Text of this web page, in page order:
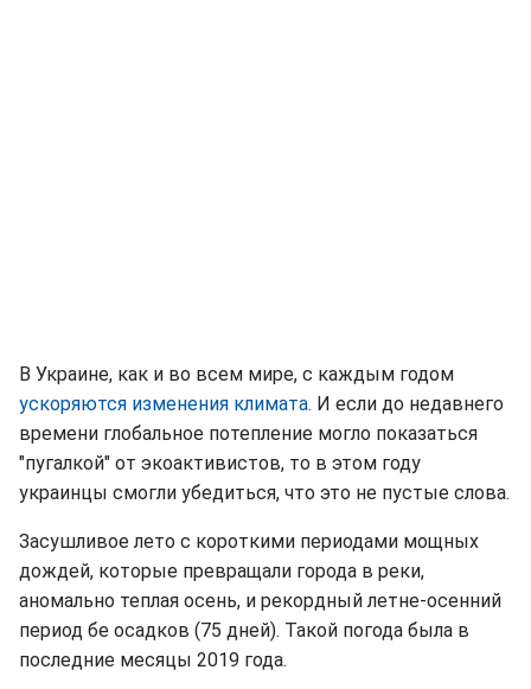
В Украине, как и во всем мире, с каждым годом
ускоряются изменения климата. И если до недавнего
времени глобальное потепление могло показаться
"пугалкой" от экоактивистов, то в этом году
украинцы смогли убедиться, что это не пустые слова.
Засушливое лето с короткими периодами мощных
дождей, которые превращали города в реки,
аномально теплая осень, и рекордный летне-осенний
период бе осадков (75 дней). Такой погода была в
последние месяцы 2019 года.